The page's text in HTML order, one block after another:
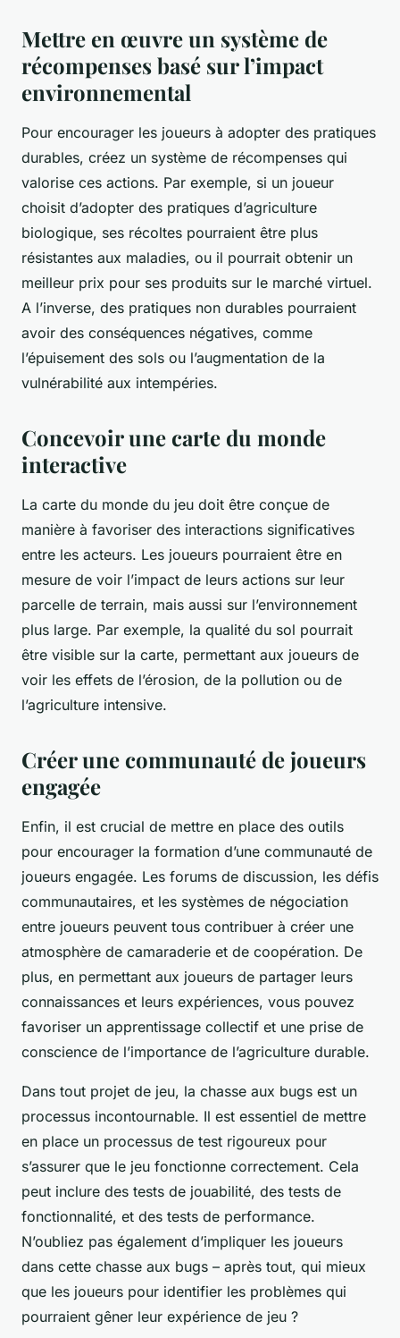
Mettre en œuvre un système de
récompenses basé sur l’impact
environnemental
Pour encourager les joueurs à adopter des pratiques
durables, créez un système de récompenses qui
valorise ces actions. Par exemple, si un joueur
choisit d’adopter des pratiques d’agriculture
biologique, ses récoltes pourraient être plus
résistantes aux maladies, ou il pourrait obtenir un
meilleur prix pour ses produits sur le marché virtuel.
A l’inverse, des pratiques non durables pourraient
avoir des conséquences négatives, comme
l’épuisement des sols ou l’augmentation de la
vulnérabilité aux intempéries.
Concevoir une carte du monde
interactive
La carte du monde du jeu doit être conçue de
manière à favoriser des interactions significatives
entre les acteurs. Les joueurs pourraient être en
mesure de voir l’impact de leurs actions sur leur
parcelle de terrain, mais aussi sur l’environnement
plus large. Par exemple, la qualité du sol pourrait
être visible sur la carte, permettant aux joueurs de
voir les effets de l’érosion, de la pollution ou de
l’agriculture intensive.
Créer une communauté de joueurs
engagée
Enfin, il est crucial de mettre en place des outils
pour encourager la formation d’une communauté de
joueurs engagée. Les forums de discussion, les défis
communautaires, et les systèmes de négociation
entre joueurs peuvent tous contribuer à créer une
atmosphère de camaraderie et de coopération. De
plus, en permettant aux joueurs de partager leurs
connaissances et leurs expériences, vous pouvez
favoriser un apprentissage collectif et une prise de
conscience de l’importance de l’agriculture durable.
Dans tout projet de jeu, la chasse aux bugs est un
processus incontournable. Il est essentiel de mettre
en place un processus de test rigoureux pour
s’assurer que le jeu fonctionne correctement. Cela
peut inclure des tests de jouabilité, des tests de
fonctionnalité, et des tests de performance.
N’oubliez pas également d’impliquer les joueurs
dans cette chasse aux bugs – après tout, qui mieux
que les joueurs pour identifier les problèmes qui
pourraient gêner leur expérience de jeu ?